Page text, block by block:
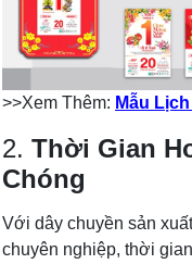
>>Xem Thêm: Mẫu
2. Thời Gian
Chóng
Với dây chuyền sản
chuyên nghiệp, thời